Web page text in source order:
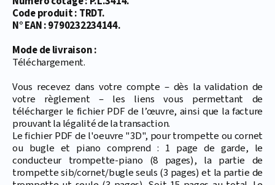
Code produit : TRDT.
N° EAN : 9790232234144.
Mode de livraison :
Téléchargement.
Vous recevez dans votre compte – dès la validation de
votre règlement – les liens vous permettant de
télécharger le fichier PDF de l’œuvre, ainsi que la facture
prouvant la légalité de la transaction.
Le fichier PDF de l'oeuvre "3D", pour trompette ou cornet
ou bugle et piano comprend : 1 page de garde, le
conducteur trompette-piano (8 pages), la partie de
trompette sib/cornet/bugle seuls (3 pages) et la partie de